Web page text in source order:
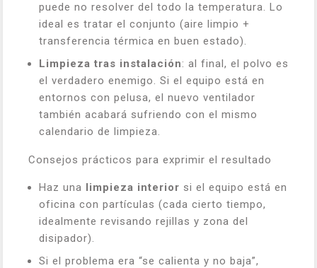
puede no resolver del todo la temperatura. Lo
ideal es tratar el conjunto (aire limpio +
transferencia térmica en buen estado).
Limpieza tras instalación: al final, el polvo es
el verdadero enemigo. Si el equipo está en
entornos con pelusa, el nuevo ventilador
también acabará sufriendo con el mismo
calendario de limpieza.
Consejos prácticos para exprimir el resultado
Haz una limpieza interior si el equipo está en
oficina con partículas (cada cierto tiempo,
idealmente revisando rejillas y zona del
disipador).
Si el problema era “se calienta y no baja”,